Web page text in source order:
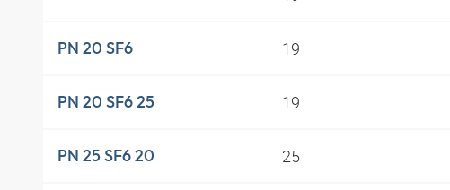
PN 20 SF6 19
PN 20 SF6 25 19
PN 25 SF6 20 25